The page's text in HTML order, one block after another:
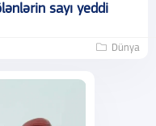
sayı yeddi
Dünya